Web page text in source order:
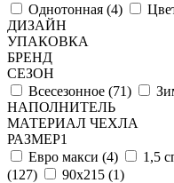
Однотонная (4)
ДИЗАЙН
УПАКОВКА
БРЕНД
СЕЗОН
Всесезонное (71)
НАПОЛНИТЕЛЬ
МАТЕРИАЛ ЧЕХЛА
РАЗМЕР1
Евро макси (4) 1,5
(127) 90х215 (1)